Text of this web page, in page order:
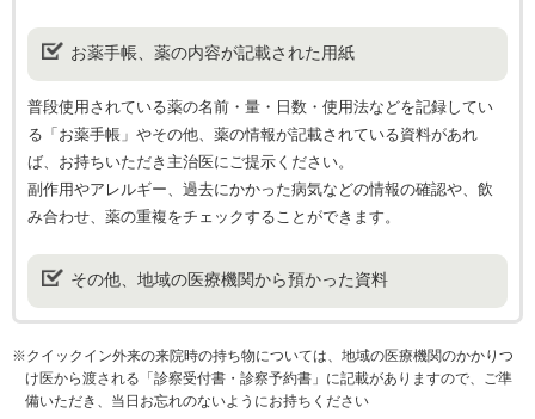
お薬手帳、薬の内容が記載された用紙
普段使用されている薬の名前・量・日数・使用法などを記録してい
る「お薬手帳」やその他、薬の情報が記載されている資料があれ
ば、お持ちいただき主治医にご提示ください。
副作用やアレルギー、過去にかかった病気などの情報の確認や、飲
み合わせ、薬の重複をチェックすることができます。
その他、地域の医療機関から預かった資料
※クイックイン外来の来院時の持ち物については、地域の医療機関のかかりつ
け医から渡される「診察受付書・診察予約書」に記載がありますので、ご準
備いただき、当日お忘れのないようにお持ちください